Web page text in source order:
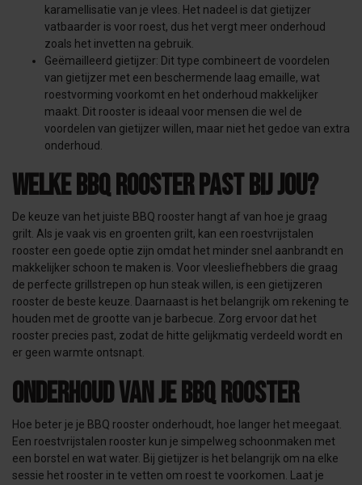
karamellisatie van je vlees. Het nadeel is dat gietijzer
vatbaarder is voor roest, dus het vergt meer onderhoud
zoals het invetten na gebruik.
Geëmailleerd gietijzer: Dit type combineert de voordelen
van gietijzer met een beschermende laag emaille, wat
roestvorming voorkomt en het onderhoud makkelijker
maakt. Dit rooster is ideaal voor mensen die wel de
voordelen van gietijzer willen, maar niet het gedoe van extra
onderhoud.
Welke BBQ rooster past bij jou?
De keuze van het juiste BBQ rooster hangt af van hoe je graag
grilt. Als je vaak vis en groenten grilt, kan een roestvrijstalen
rooster een goede optie zijn omdat het minder snel aanbrandt en
makkelijker schoon te maken is. Voor vleesliefhebbers die graag
de perfecte grillstrepen op hun steak willen, is een gietijzeren
rooster de beste keuze. Daarnaast is het belangrijk om rekening te
houden met de grootte van je barbecue. Zorg ervoor dat het
rooster precies past, zodat de hitte gelijkmatig verdeeld wordt en
er geen warmte ontsnapt.
Onderhoud van je BBQ rooster
Hoe beter je je BBQ rooster onderhoudt, hoe langer het meegaat.
Een roestvrijstalen rooster kun je simpelweg schoonmaken met
een borstel en wat water. Bij gietijzer is het belangrijk om na elke
sessie het rooster in te vetten om roest te voorkomen. Laat je